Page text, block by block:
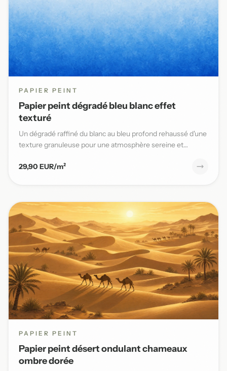
PAPIER PEINT
Papier peint dégradé bleu blanc effet
texturé
Un dégradé raffiné du blanc au bleu profond rehaussé d'une
texture granuleuse pour une atmosphère sereine et
29,90 EUR/m²
PAPIER PEINT
Papier peint désert ondulant chameaux
ombre dorée